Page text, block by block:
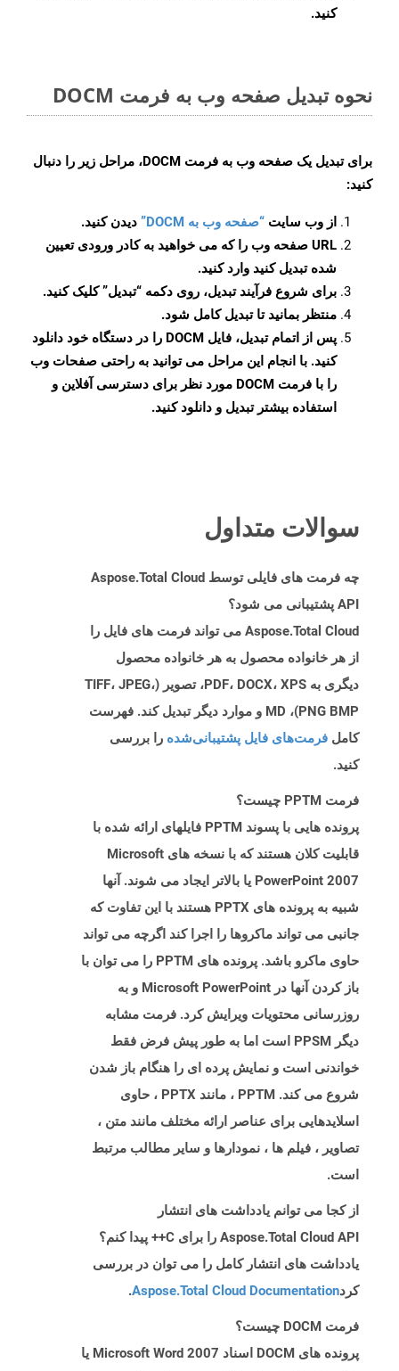
کنید.
نحوه تبدیل صفحه وب به فرمت DOCM
برای تبدیل یک صفحه وب به فرمت DOCM، مراحل زیر را دنبال
کنید:
از وب سایت “صفحه وب به DOCM”
دیدن کنید.
URL صفحه وب را که می خواهید به کادر ورودی تعیین
شده تبدیل کنید وارد کنید.
برای شروع فرآیند تبدیل، روی دکمه “تبدیل” کلیک کنید.
منتظر بمانید تا تبدیل کامل شود.
پس از اتمام تبدیل، فایل DOCM را در دستگاه خود دانلود
کنید. با انجام این مراحل می توانید به راحتی صفحات وب
را با فرمت DOCM مورد نظر برای دسترسی آفلاین و
استفاده بیشتر تبدیل و دانلود کنید.
سوالات متداول
چه فرمت های فایلی توسط Aspose.Total Cloud
API پشتیبانی می شود؟
Aspose.Total Cloud می تواند فرمت های فایل را
از هر خانواده محصول به هر خانواده محصول
دیگری به PDF، DOCX، XPS، تصویر (TIFF، JPEG،
PNG BMP)، MD و موارد دیگر تبدیل کند. فهرست
کامل فرمت‌های فایل پشتیبانی‌شده را بررسی
کنید.
فرمت PPTM چیست؟
پرونده هایی با پسوند PPTM فایلهای ارائه شده با
قابلیت کلان هستند که با نسخه های Microsoft
PowerPoint 2007 یا بالاتر ایجاد می شوند. آنها
شبیه به پرونده های PPTX هستند با این تفاوت که
جانبی می تواند ماکروها را اجرا کند اگرچه می تواند
حاوی ماکرو باشد. پرونده های PPTM را می توان با
باز کردن آنها در Microsoft PowerPoint و به
روزرسانی محتویات ویرایش کرد. فرمت مشابه
دیگر PPSM است اما به طور پیش فرض فقط
خواندنی است و نمایش پرده ای را هنگام باز شدن
شروع می کند. PPTM ، مانند PPTX ، حاوی
اسلایدهایی برای عناصر ارائه مختلف مانند متن ،
تصاویر ، فیلم ها ، نمودارها و سایر مطالب مرتبط
است.
از کجا می توانم یادداشت های انتشار
Aspose.Total Cloud API را برای C++ پیدا کنم؟
یادداشت های انتشار کامل را می توان در بررسی
کردAspose.Total Cloud Documentation
.
فرمت DOCM چیست؟
پرونده های DOCM اسناد Microsoft Word 2007 یا